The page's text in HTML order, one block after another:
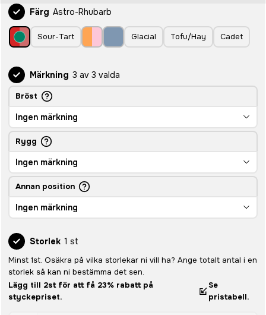
Färg Astro-Rhubarb
Sour-Tart Glacial Tofu/Hay Cadet
Märkning 3 av 3 valda
Bröst
Ingen märkning
Rygg
Ingen märkning
Annan position
Ingen märkning
Storlek 1 st
Minst 1st. Osäkra på vilka storlekar ni vill ha? Ange totalt antal i en
storlek så kan ni bestämma det sen.
Lägg till 2st för att få 23% rabatt på
styckepriset.
Se
pristabell.